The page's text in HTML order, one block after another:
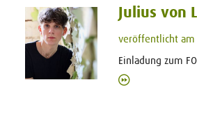
Julius von
veröffentlicht am
Einladung zum